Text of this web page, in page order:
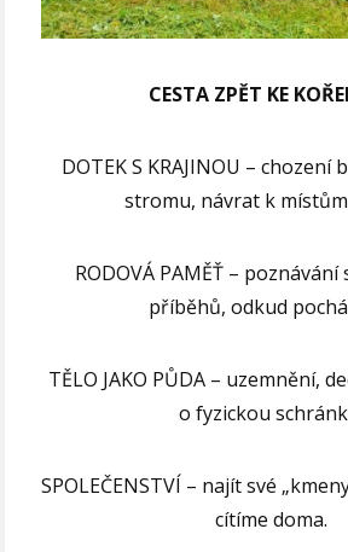
CESTA ZPĚT KE
DOTEK S KRAJINOU – chození
stromu, návrat k
RODOVÁ PAMĚŤ –
příběhů, odkud
TĚLO JAKO PŮDA – uzemnění,
o fyzickou
SPOLEČENSTVÍ – najít své
cítíme doma.